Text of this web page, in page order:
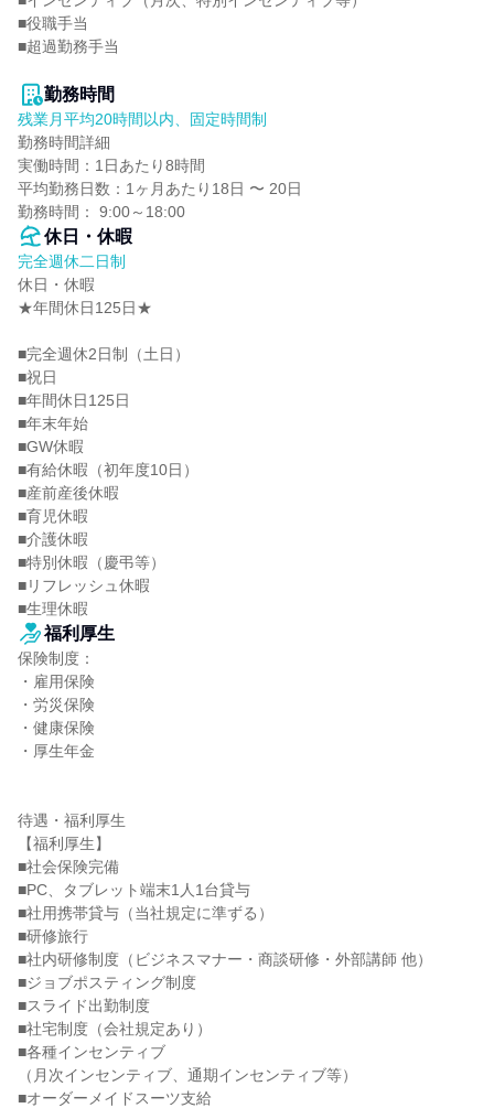
■役職手当
■超過勤務手当
勤務時間
残業月平均20時間以内、固定時間制
勤務時間詳細
実働時間：1日あたり8時間
平均勤務日数：1ヶ月あたり18日 〜 20日
勤務時間： 9:00～18:00
休日・休暇
完全週休二日制
休日・休暇
★年間休日125日★
■完全週休2日制（土日）
■祝日
■年間休日125日
■年末年始
■GW休暇
■有給休暇（初年度10日）
■産前産後休暇
■育児休暇
■介護休暇
■特別休暇（慶弔等）
■リフレッシュ休暇
■生理休暇
福利厚生
保険制度：
・雇用保険
・労災保険
・健康保険
・厚生年金
待遇・福利厚生
【福利厚生】
■社会保険完備
■PC、タブレット端末1人1台貸与
■社用携帯貸与（当社規定に準ずる）
■研修旅行
■社内研修制度（ビジネスマナー・商談研修・外部講師 他）
■ジョブポスティング制度
■スライド出勤制度
■社宅制度（会社規定あり）
■各種インセンティブ
（月次インセンティブ、通期インセンティブ等）
■オーダーメイドスーツ支給